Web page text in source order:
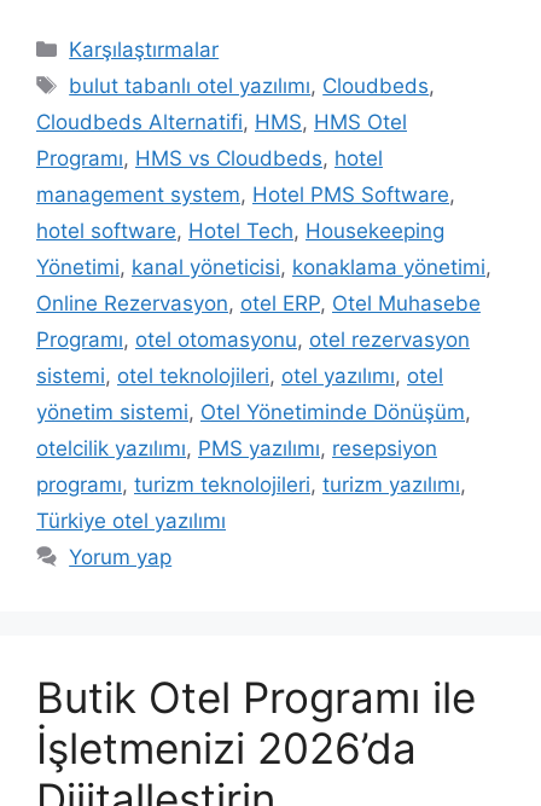
Kategoriler
Karşılaştırmalar
Etiketler
bulut tabanlı otel yazılımı, Cloudbeds,
Cloudbeds Alternatifi, HMS, HMS Otel
Programı, HMS vs Cloudbeds, hotel
management system, Hotel PMS Software,
hotel software, Hotel Tech, Housekeeping
Yönetimi, kanal yöneticisi, konaklama yönetimi,
Online Rezervasyon, otel ERP, Otel Muhasebe
Programı, otel otomasyonu, otel rezervasyon
sistemi, otel teknolojileri, otel yazılımı, otel
yönetim sistemi, Otel Yönetiminde Dönüşüm,
otelcilik yazılımı, PMS yazılımı, resepsiyon
programı, turizm teknolojileri, turizm yazılımı,
Türkiye otel yazılımı
Yorum yap
Butik Otel Programı ile
İşletmenizi 2026’da